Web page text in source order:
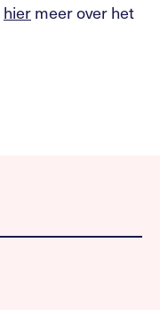
hier meer over het